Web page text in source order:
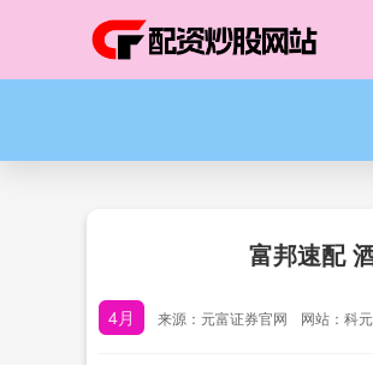
富邦速配
4月 来源：元富证券官网 网站：科